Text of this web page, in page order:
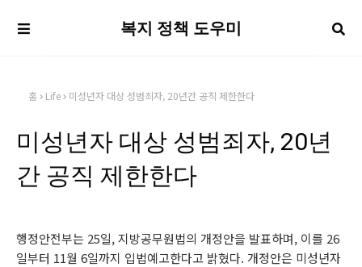
복지 정책 도우미
홈 Life 미성년자 대상 성범죄자, 20년간 공직 제한한다
미성년자 대상 성범죄자, 20년
간 공직 제한한다
행정안전부는 25일, 지방공무원법의 개정안을 발표하며, 이를 26
일부터 11월 6일까지 입법예고한다고 밝혔다. 개정안은 미성년자